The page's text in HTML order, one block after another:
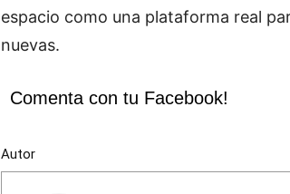
espacio como una plataforma real
nuevas.
Comenta con tu Facebook!
Autor